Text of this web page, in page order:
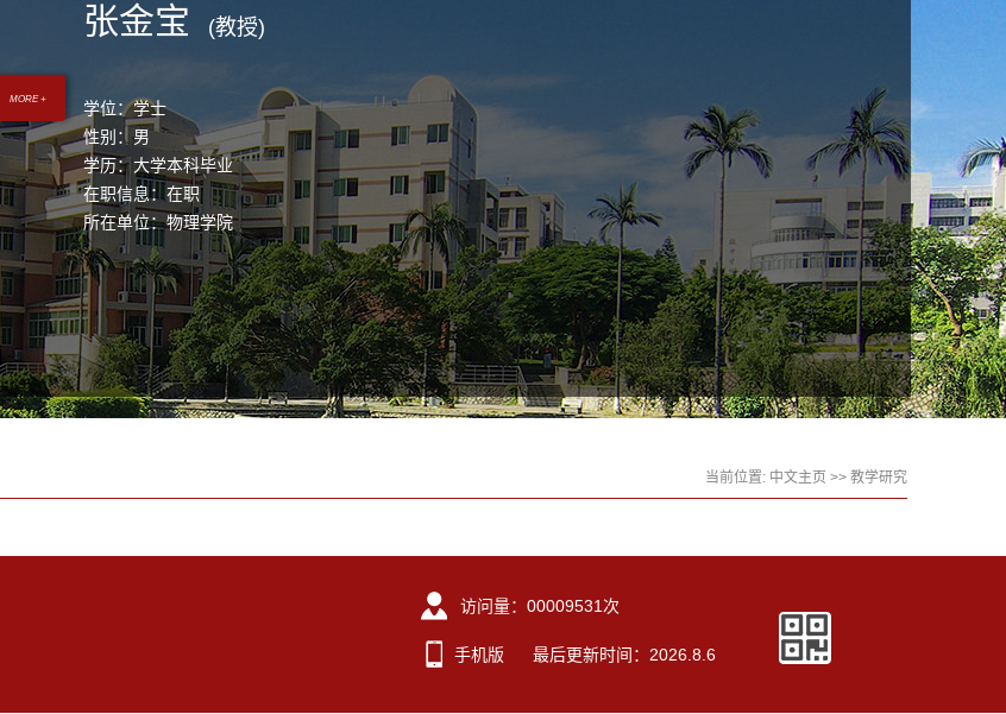
MORE +
张金宝 (教授)
学位：学士
性别：男
学历：大学本科毕业
在职信息：在职
所在单位：物理学院
当前位置: 中文主页 >> 教学研究
访问量： 00009531 次
手机版 最后更新时间： 2026 8 6